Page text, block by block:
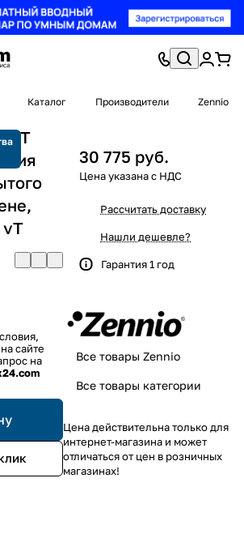
Каталог Производители Zennio
vT
сайте
на
30 775 руб.
Рассчитать доставку
Нашли дешевле?
Гарантия 1 год
Все товары Zennio
Все товары категории
Цена действительна только для
интернет-магазина и может
отличаться от цен в розничных
магазинах!